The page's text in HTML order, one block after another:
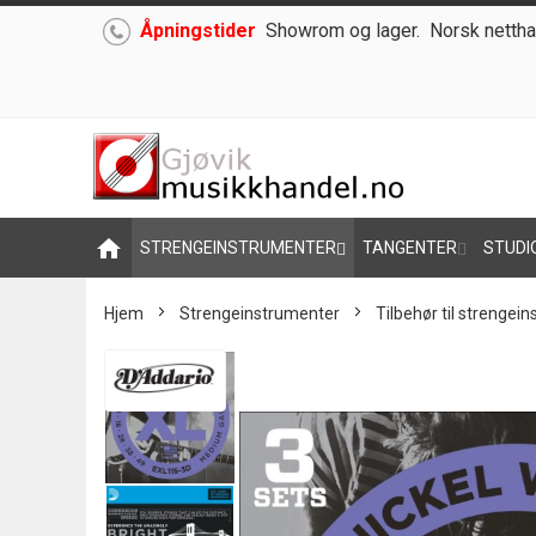
Hoppe Åpningstider Showrom og lager. Norsk
home STRENGEINSTRUMENTER TANGENTER
Hjem Strengeinstrumenter Tilbehør til
to
the
end
of
the
images
gallery